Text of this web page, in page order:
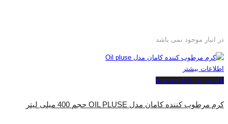
در انبار موجود نمی باشد
اطلاعات بیشتر
افزودن به علاقه مندی ها
کرم مرطوب کننده کامان مدل OIL PLUSE حجم 400 میلی لیتر